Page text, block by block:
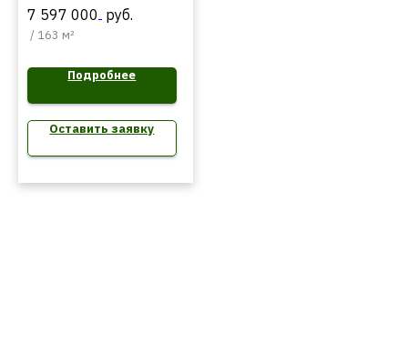
7 597 000 руб.
/ 163 м²
Подробнее
Оставить заявку